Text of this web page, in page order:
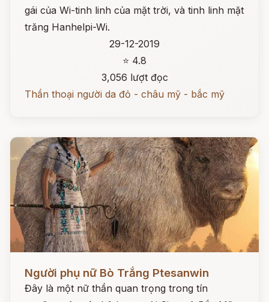
gái của Wi-tinh linh của mặt trời, và tinh linh mặt
trăng Hanhelpi-Wi.
29-12-2019
⭐ 4.8
3,056 lượt đọc
Thần thoại người da đỏ - châu mỹ - bắc mỹ
Người phụ nữ Bò Trắng Ptesanwin
Đây là một nữ thần quan trọng trong tín